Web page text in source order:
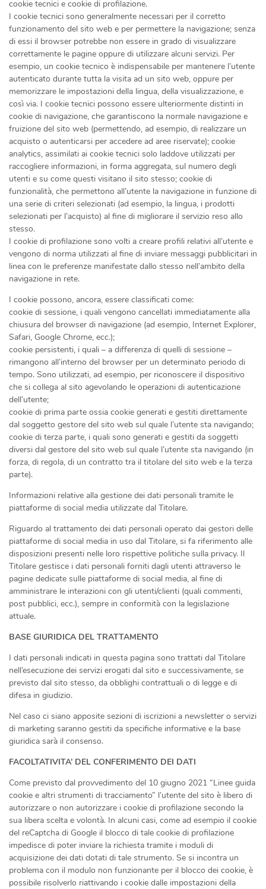
cookie tecnici e cookie di profilazione.
I cookie tecnici sono generalmente necessari per il corretto
funzionamento del sito web e per permettere la navigazione; senza
di essi il browser potrebbe non essere in grado di visualizzare
correttamente le pagine oppure di utilizzare alcuni servizi. Per
esempio, un cookie tecnico è indispensabile per mantenere l’utente
autenticato durante tutta la visita ad un sito web, oppure per
memorizzare le impostazioni della lingua, della visualizzazione, e
così via. I cookie tecnici possono essere ulteriormente distinti in
cookie di navigazione, che garantiscono la normale navigazione e
fruizione del sito web (permettendo, ad esempio, di realizzare un
acquisto o autenticarsi per accedere ad aree riservate); cookie
analytics, assimilati ai cookie tecnici solo laddove utilizzati per
raccogliere informazioni, in forma aggregata, sul numero degli
utenti e su come questi visitano il sito stesso; cookie di
funzionalità, che permettono all’utente la navigazione in funzione di
una serie di criteri selezionati (ad esempio, la lingua, i prodotti
selezionati per l’acquisto) al fine di migliorare il servizio reso allo
stesso.
I cookie di profilazione sono volti a creare profili relativi all’utente e
vengono di norma utilizzati al fine di inviare messaggi pubblicitari in
linea con le preferenze manifestate dallo stesso nell’ambito della
navigazione in rete.
I cookie possono, ancora, essere classificati come:
cookie di sessione, i quali vengono cancellati immediatamente alla
chiusura del browser di navigazione (ad esempio, Internet Explorer,
Safari, Google Chrome, ecc.);
cookie persistenti, i quali – a differenza di quelli di sessione –
rimangono all’interno del browser per un determinato periodo di
tempo. Sono utilizzati, ad esempio, per riconoscere il dispositivo
che si collega al sito agevolando le operazioni di autenticazione
dell’utente;
cookie di prima parte ossia cookie generati e gestiti direttamente
dal soggetto gestore del sito web sul quale l’utente sta navigando;
cookie di terza parte, i quali sono generati e gestiti da soggetti
diversi dal gestore del sito web sul quale l’utente sta navigando (in
forza, di regola, di un contratto tra il titolare del sito web e la terza
parte).
Informazioni relative alla gestione dei dati personali tramite le
piattaforme di social media utilizzate dal Titolare.
Riguardo al trattamento dei dati personali operato dai gestori delle
piattaforme di social media in uso dal Titolare, si fa riferimento alle
disposizioni presenti nelle loro rispettive politiche sulla privacy. Il
Titolare gestisce i dati personali forniti dagli utenti attraverso le
pagine dedicate sulle piattaforme di social media, al fine di
amministrare le interazioni con gli utenti/clienti (quali commenti,
post pubblici, ecc.), sempre in conformità con la legislazione
attuale.
BASE GIURIDICA DEL TRATTAMENTO
I dati personali indicati in questa pagina sono trattati dal Titolare
nell’esecuzione dei servizi erogati dal sito e successivamente, se
previsto dal sito stesso, da obblighi contrattuali o di legge e di
difesa in giudizio.
Nel caso ci siano apposite sezioni di iscrizioni a newsletter o servizi
di marketing saranno gestiti da specifiche informative e la base
giuridica sarà il consenso.
FACOLTATIVITA’ DEL CONFERIMENTO DEI DATI
Come previsto dal provvedimento del 10 giugno 2021 “Linee guida
cookie e altri strumenti di tracciamento” l’utente del sito è libero di
autorizzare o non autorizzare i cookie di profilazione secondo la
sua libera scelta e volontà. In alcuni casi, come ad esempio il cookie
del reCaptcha di Google il blocco di tale cookie di profilazione
impedisce di poter inviare la richiesta tramite i moduli di
acquisizione dei dati dotati di tale strumento. Se si incontra un
problema con il modulo non funzionante per il blocco dei cookie, è
possibile risolverlo riattivando i cookie dalle impostazioni della